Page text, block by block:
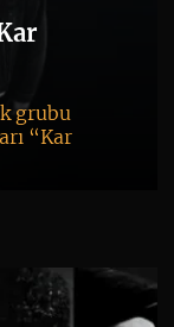
grubu
“Kar